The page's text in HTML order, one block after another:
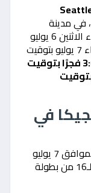
، في مدينة
سياتل الأمريكية، حيث تُلعب المباراة مساء الاثنين 6 يوليو
بالتوقيت المحلي، لكنها توافق فجر الثلاثاء 7 يوليو بتوقيت
3:00 فجرًا بتوقيت
بتوقيت
في
تقام مباراة أمريكا وبلجيكا فجر الثلاثاء الموافق 7 يوليو
2026 بتوقيت مصر، ضمن منافسات دور الـ16 من بطولة